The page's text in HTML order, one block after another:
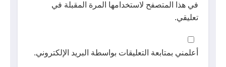
في هذا المتصفح لاستخدامها المرة المقبلة في
تعليقي.
أعلمني بمتابعة التعليقات بواسطة البريد الإلكتروني.